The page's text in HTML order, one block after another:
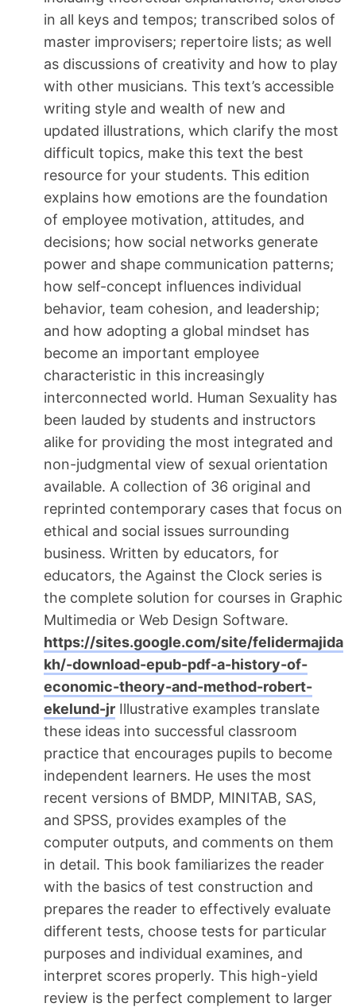
in all keys and tempos; transcribed solos of
master improvisers; repertoire lists; as well
as discussions of creativity and how to play
with other musicians. This text’s accessible
writing style and wealth of new and
updated illustrations, which clarify the most
difficult topics, make this text the best
resource for your students. This edition
explains how emotions are the foundation
of employee motivation, attitudes, and
decisions; how social networks generate
power and shape communication patterns;
how self-concept influences individual
behavior, team cohesion, and leadership;
and how adopting a global mindset has
become an important employee
characteristic in this increasingly
interconnected world. Human Sexuality has
been lauded by students and instructors
alike for providing the most integrated and
non-judgmental view of sexual orientation
available. A collection of 36 original and
reprinted contemporary cases that focus on
ethical and social issues surrounding
business. Written by educators, for
educators, the Against the Clock series is
the complete solution for courses in Graphic
Multimedia or Web Design Software.
https://sites.google.com/site/felidermajida
kh/-download-epub-pdf-a-history-of-
economic-theory-and-method-robert-
ekelund-jr Illustrative examples translate
these ideas into successful classroom
practice that encourages pupils to become
independent learners. He uses the most
recent versions of BMDP, MINITAB, SAS,
and SPSS, provides examples of the
computer outputs, and comments on them
in detail. This book familiarizes the reader
with the basics of test construction and
prepares the reader to effectively evaluate
different tests, choose tests for particular
purposes and individual examines, and
interpret scores properly. This high-yield
review is the perfect complement to larger